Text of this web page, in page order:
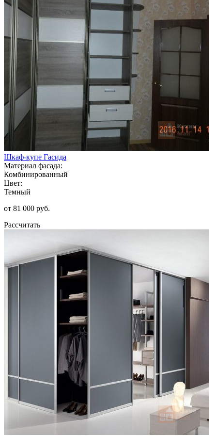
Шкаф-купе Гасида
Материал фасада:
Комбинированный
Цвет:
Темный
от 81 000 руб.
Рассчитать